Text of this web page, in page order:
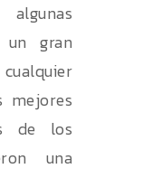
gran
mejores
de los
una